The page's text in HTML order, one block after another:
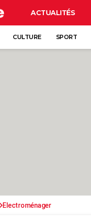
ACTUALITÉS
CULTURE SPORT
Electroménager